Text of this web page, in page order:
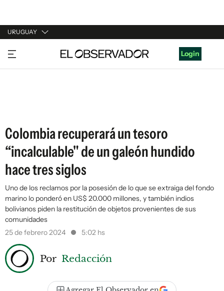
URUGUAY
URUGUAY
ARGENTINA
Login
Colombia recuperará un tesoro
“incalculable" de un galeón hundido
hace tres siglos
Uno de los reclamos por la posesión de lo que se extraiga del fondo
marino lo ponderó en US$ 20.000 millones, y también indios
bolivianos piden la restitución de objetos provenientes de sus
comunidades
25 de febrero 2024
5:02 hs
Por Redacción